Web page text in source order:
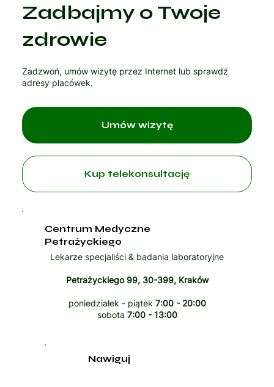
Zadbajmy o Twoje
zdrowie
Zadzwoń, umów wizytę przez Internet lub sprawdź
adresy placówek.
Kup telekonsultację
Centrum Medyczne
Petrażyckiego
Lekarze specjaliści & badania laboratoryjne
Petrażyckiego 99, 30-399, Kraków
poniedziałek - piątek 7:00 - 20:00
sobota 7:00 - 13:00
Nawiguj
Umów wizytę